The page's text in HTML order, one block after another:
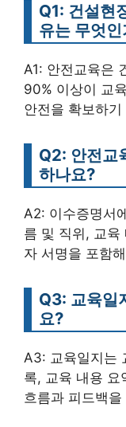
Q1: 건설현
유는 무엇
A1: 안전교육은
90% 이상이 교
안전을 확보하
Q2: 안전교
하나요?
A2: 이수증명서
름 및 직위, 교육
자 서명을 포함
Q3: 교육일
요?
A3: 교육일지는
록, 교육 내용 요
흐름과 피드백